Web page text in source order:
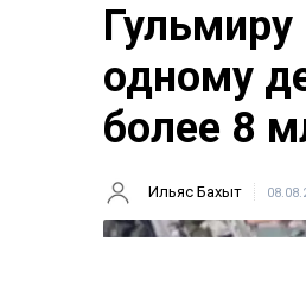
одному
более 8
Ильяс Бахыт